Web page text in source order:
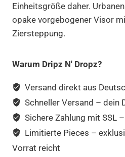
Einheitsgröße daher.
opake vorgebogener Visor
Ziersteppung.
Warum Dripz N' Dropz?
Versand direkt aus
Schneller Versand – dein
Sichere Zahlung mit SSL
Limitierte Pieces –
Vorrat reicht